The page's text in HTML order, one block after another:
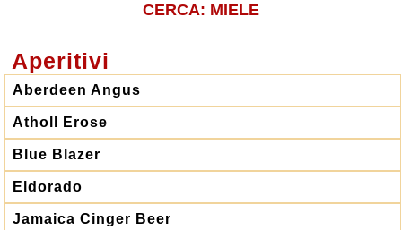
CERCA: MIELE
Aperitivi
Aberdeen Angus
Atholl Erose
Blue Blazer
Eldorado
Jamaica Cinger Beer